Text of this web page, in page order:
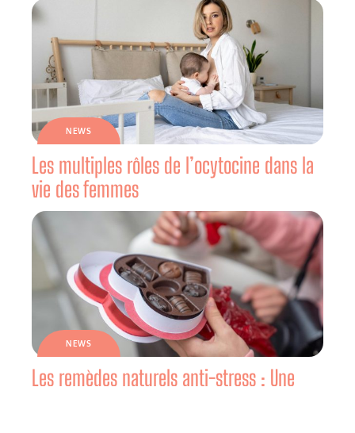
NEWS
Les multiples rôles de l’ocytocine dans la
vie des femmes
NEWS
Les remèdes naturels anti-stress : Une